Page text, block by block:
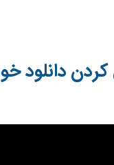
دانلود